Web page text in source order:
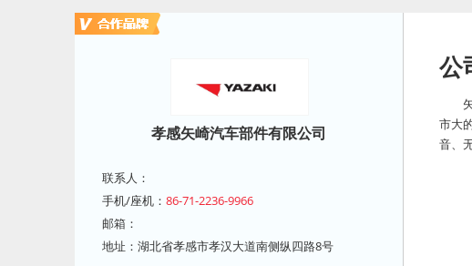
孝感矢崎汽车部件有限公司
联系人：
手机/座机： 86-71-2236-9966
邮箱：
地址：湖北省孝感市孝汉大道南侧纵四路8号
公
市大
音、